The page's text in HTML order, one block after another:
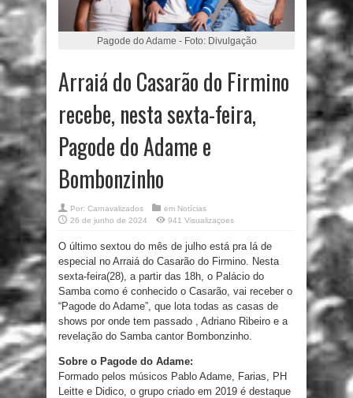
Pagode do Adame - Foto: Divulgação
Arraiá do Casarão do Firmino
recebe, nesta sexta-feira,
Pagode do Adame e
Bombonzinho
Por: Carnavalizados em Notícias
26 de junho de 2024
941 Visualizaçoes
O último sextou do mês de julho está pra lá de
especial no Arraiá do Casarão do Firmino. Nesta
sexta-feira(28), a partir das 18h, o Palácio do
Samba como é conhecido o Casarão, vai receber o
“Pagode do Adame”, que lota todas as casas de
shows por onde tem passado , Adriano Ribeiro e a
revelação do Samba cantor Bombonzinho.
Sobre o Pagode do Adame:
Formado pelos músicos Pablo Adame, Farias, PH
Leitte e Didico, o grupo criado em 2019 é destaque